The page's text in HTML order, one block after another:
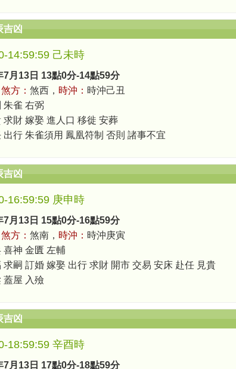
吉凶
14:59:59 己未時
7月13日 13點0分-14點59分
煞方： 煞西， 時沖： 時沖己丑
朱雀 右弼
求財 嫁娶 進人口 移徙 安葬
出行 朱雀須用 鳳凰符制 否則 諸事不宜
吉凶
16:59:59 庚申時
7月13日 15點0分-16點59分
煞方： 煞南， 時沖： 時沖庚寅
喜神 金匱 左輔
求嗣 訂婚 嫁娶 出行 求財 開市 交易 安床 赴任 見貴
蓋屋 入殮
吉凶
18:59:59 辛酉時
7月13日 17點0分-18點59分